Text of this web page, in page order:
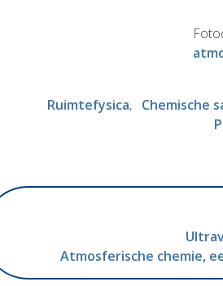
Ruimtefysica
Chemische
Atmosferische chemie,